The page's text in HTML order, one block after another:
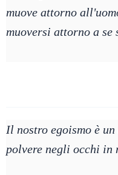
muove attorno
muoversi attorno a se
Il nostro egoismo è
polvere negli occhi in